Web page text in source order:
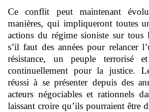
Ce conflit peut maintenant
manières, qui impliqueront toutes
actions du régime sioniste sur tous
s’il faut des années pour relancer
résistance, un peuple terrorisé
continuellement pour la justice.
réussi à se présenter depuis des
acteurs négociables et rationnels
laissant croire qu’ils pourraient être